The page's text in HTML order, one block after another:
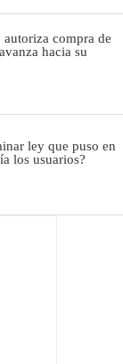
autoriza compra de
hacia su
ley que puso en
los usuarios?